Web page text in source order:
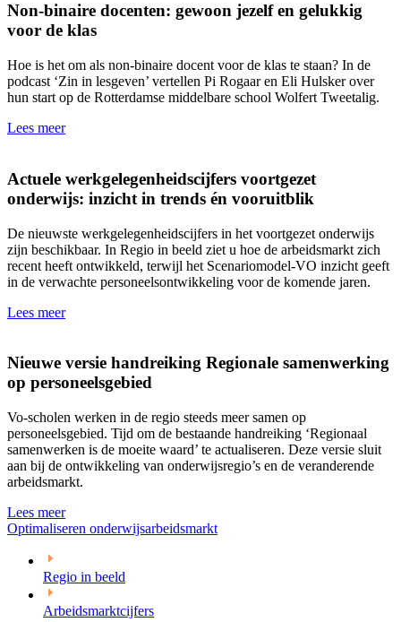
Non-binaire docenten: gewoon jezelf en gelukkig
voor de klas
Hoe is het om als non-binaire docent voor de klas te staan? In de
podcast ‘Zin in lesgeven’ vertellen Pi Rogaar en Eli Hulsker over
hun start op de Rotterdamse middelbare school Wolfert Tweetalig.
Lees meer
Actuele werkgelegenheidscijfers voortgezet
onderwijs: inzicht in trends én vooruitblik
De nieuwste werkgelegenheidscijfers in het voortgezet onderwijs
zijn beschikbaar. In Regio in beeld ziet u hoe de arbeidsmarkt zich
recent heeft ontwikkeld, terwijl het Scenariomodel-VO inzicht geeft
in de verwachte personeelsontwikkeling voor de komende jaren.
Lees meer
Nieuwe versie handreiking Regionale samenwerking
op personeelsgebied
Vo-scholen werken in de regio steeds meer samen op
personeelsgebied. Tijd om de bestaande handreiking ‘Regionaal
samenwerken is de moeite waard’ te actualiseren. Deze versie sluit
aan bij de ontwikkeling van onderwijsregio’s en de veranderende
arbeidsmarkt.
Lees meer
Optimaliseren onderwijs­arbeidsmarkt
Regio in beeld
Arbeidsmarktcijfers